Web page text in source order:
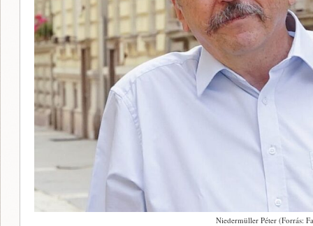
Niedermüller Péter (Forrás: